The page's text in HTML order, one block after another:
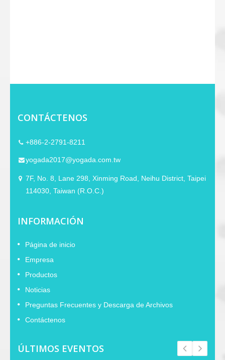
CONTÁCTENOS
+886-2-2791-8211
yogada2017@yogada.com.tw
7F, No. 8, Lane 298, Xinming Road, Neihu District, Taipei
114030, Taiwan (R.O.C.)
INFORMACIÓN
Página de inicio
Empresa
Productos
Noticias
Preguntas Frecuentes y Descarga de Archivos
Contáctenos
ÚLTIMOS EVENTOS